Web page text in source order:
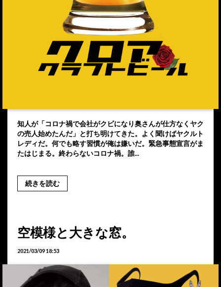
知人が「コロナ禍で会社がクビになり奥さんが仕方なくヤク
の売人始めたんだ」と打ち明けてきた。よく聞けばヤクルト
レディだ。何でも略す習慣が俺は嫌いだ。緊急事態宣言がま
たはじまる。終わらないコロナ禍。誰...
続きを読む
空模様と大きな窓。
2021/03/09 18:53